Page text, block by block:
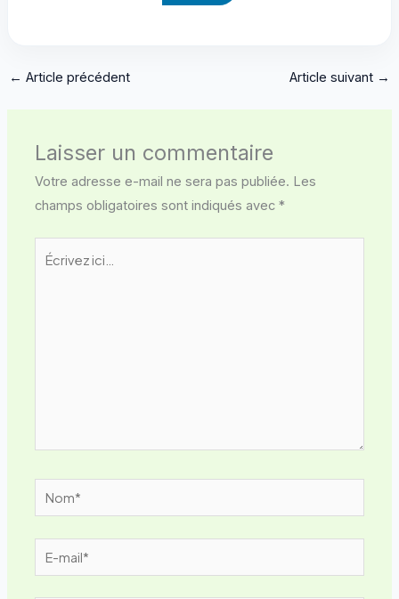
← Article précédent Article suivant →
Laisser un commentaire
Votre adresse e-mail ne sera pas publiée. Les
champs obligatoires sont indiqués avec*
Écrivez
Nom*
E-
mail*